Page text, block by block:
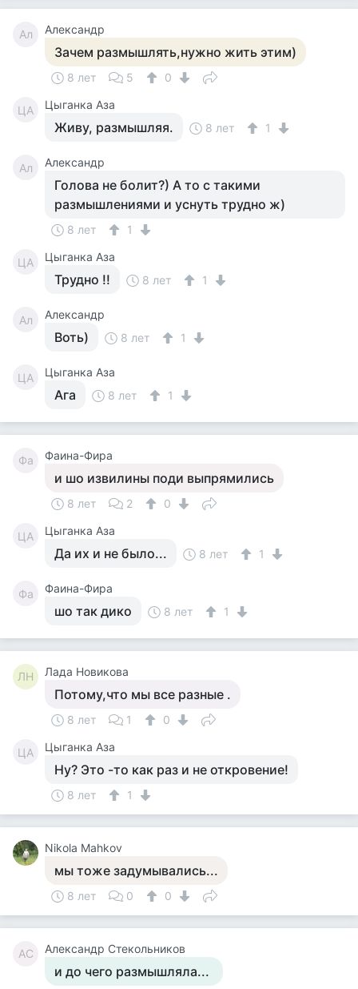
Ал Александр
Зачем размышлять,нужно жить этим)
8 лет 5 0
ЦА Цыганка Аза
Живу, размышляя. 8 лет 1
Ал Александр
Голова не болит?) А то с такими
размышлениями и уснуть трудно ж)
8 лет 1
ЦА Цыганка Аза
Трудно !! 8 лет 1
Ал Александр
Воть) 8 лет 1
ЦА Цыганка Аза
Ага 8 лет 1
Фа Фаина-Фира
и шо извилины поди выпрямились
8 лет 2 0
ЦА Цыганка Аза
Да их и не было... 8 лет 1
Фа Фаина-Фира
шо так дико 8 лет 1
ЛН Лада Новикова
Потому,что мы все разные .
8 лет 1 0
ЦА Цыганка Аза
Ну? Это -то как раз и не откровение!
8 лет 1
Nikola Mahkov
мы тоже задумывались...
8 лет 0 0
АС Александр Стекольников
и до чего размышляла...